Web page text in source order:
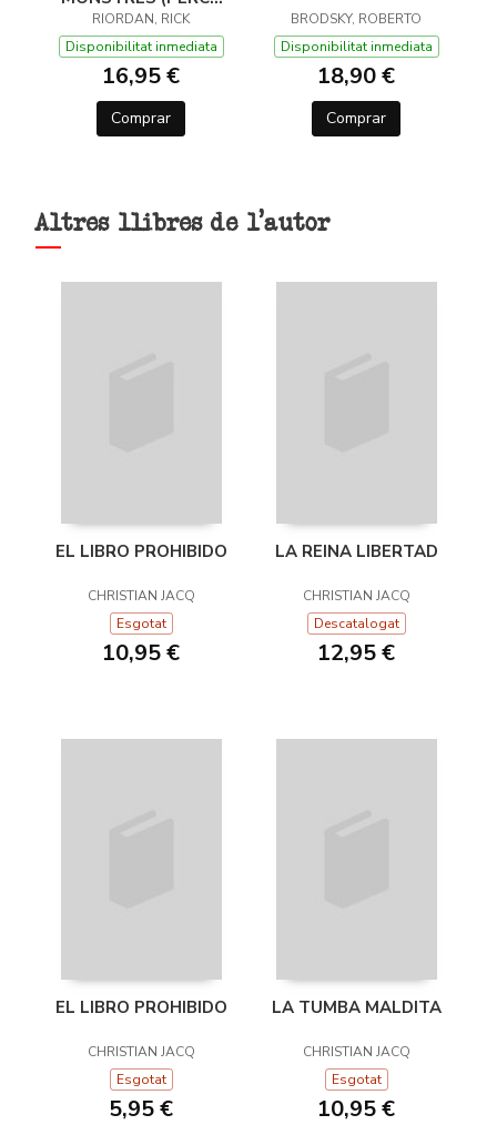
JACKSON I ELS DÉUS
DE L'OLIMP 2)
RIORDAN, RICK
Disponibilitat inmediata
16,95 €
Comprar
BRODSKY, ROBERTO
Disponibilitat inmediata
18,90 €
Comprar
Altres llibres de l'autor
EL LIBRO PROHIBIDO
CHRISTIAN JACQ
Esgotat
10,95 €
LA REINA LIBERTAD
CHRISTIAN JACQ
Descatalogat
12,95 €
EL LIBRO PROHIBIDO
CHRISTIAN JACQ
Esgotat
5,95 €
LA TUMBA MALDITA
CHRISTIAN JACQ
Esgotat
10,95 €